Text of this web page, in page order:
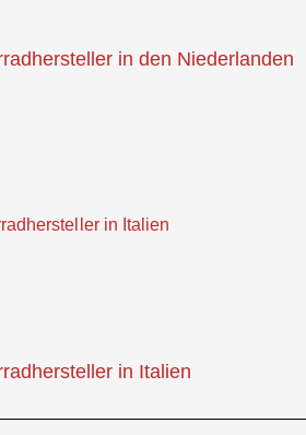
in den Niederlanden
in Italien